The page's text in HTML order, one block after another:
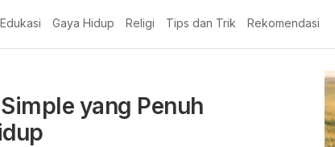
Edukasi Gaya Hidup Religi Tips dan Trik Rekomendasi
yang Penuh